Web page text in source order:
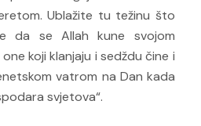
Ublažite tu težinu što
da se Allah kune svojom
koji klanjaju i sedždu čine i
vatrom na Dan kada
svjetova“.